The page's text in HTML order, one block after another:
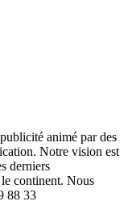
animé par des
Notre vision est
derniers
continent. Nous
88 33